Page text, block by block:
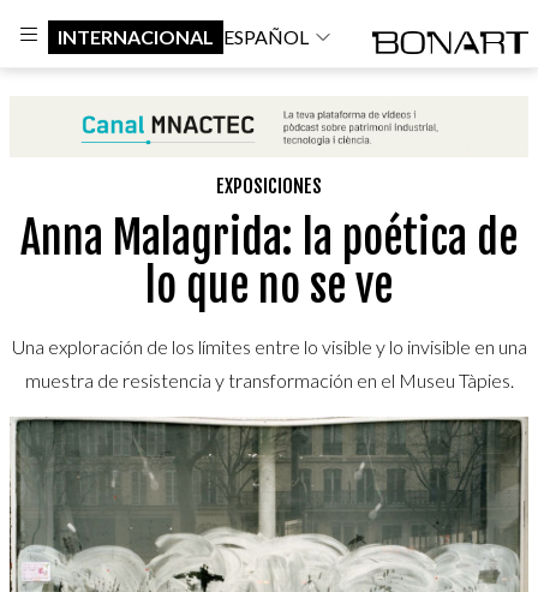
INTERNACIONAL ESPAÑOL
EXPOSICIONES
Anna Malagrida: la poética de
lo que no se ve
Una exploración de los límites entre lo visible y lo invisible en una
muestra de resistencia y transformación en el Museu Tàpies.